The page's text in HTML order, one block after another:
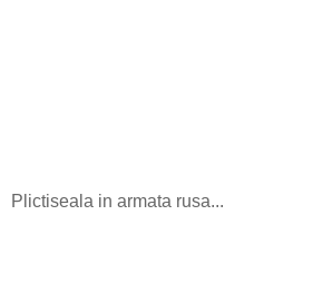
Plictiseala in armata rusa...